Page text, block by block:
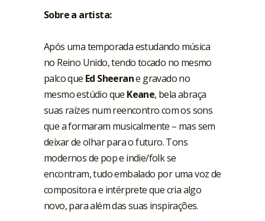
Sobre a artista:
Após uma temporada estudando música
no Reino Unido, tendo tocado no mesmo
palco que Ed Sheerane gravado no
mesmo estúdio que Keane, bela abraça
suas raízes num reencontro com os sons
que a formaram musicalmente – mas sem
deixar de olhar para o futuro. Tons
modernos de pop e indie/folk se
encontram, tudo embalado por uma voz de
compositora e intérprete que cria algo
novo, para além das suas inspirações.